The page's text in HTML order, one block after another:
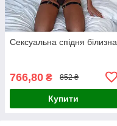
Сексуальна спідня білизна
766,80 ₴ 852 ₴
Купити